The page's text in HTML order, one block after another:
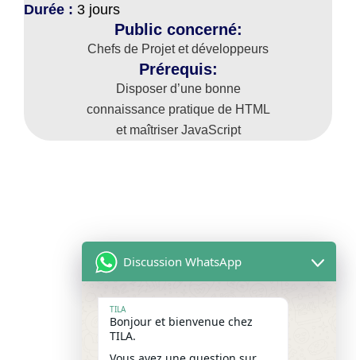
Durée : 3 jours
Public concerné:
Chefs de Projet et développeurs
Prérequis:
Disposer d’une bonne
connaissance pratique de HTML
et maîtriser JavaScript
Discussion WhatsApp
TILA
Bonjour et bienvenue chez
TILA.